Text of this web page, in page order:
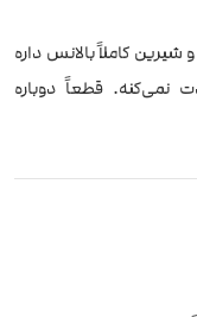
شیرین کاملاً بالانس داره
نمی‌کنه. قطعاً دوباره